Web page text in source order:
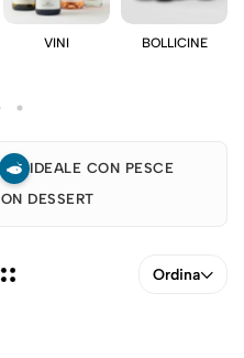
VINI BOLLICINE
IDEALE CON PESCE
DESSERT
Ordina